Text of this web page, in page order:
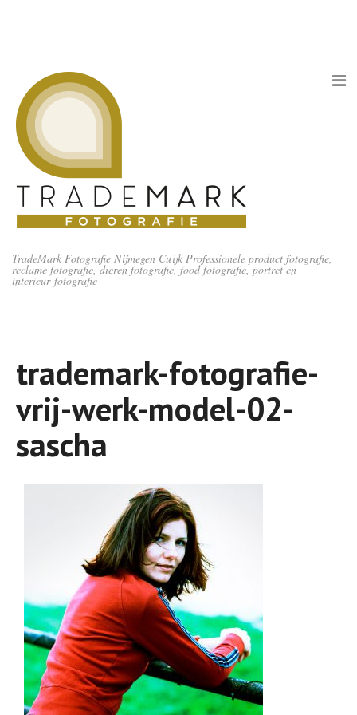
TradeMark Fotografie Nijmegen Cuijk Professionele product fotografie,
reclame fotografie, dieren fotografie, food fotografie, portret en
interieur fotografie
trademark-fotografie-
vrij-werk-model-02-
sascha